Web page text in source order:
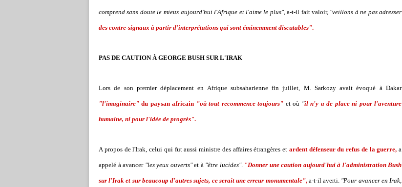
comprend sans doute le mieux aujourd'hui l'Afrique et l'aime le plus", a-t-il fait valoir, "veillons à ne pas adresser
des contre-signaux à partir d'interprétations qui sont éminemment discutables".
PAS DE CAUTION À GEORGE BUSH SUR L'IRAK
Lors de son premier déplacement en Afrique subsaharienne fin juillet, M. Sarkozy avait évoqué à Dakar
"l'imaginaire" du paysan africain "où tout recommence toujours" et où "il n'y a de place ni pour l'aventure
humaine, ni pour l'idée de progrès".
A propos de l'Irak, celui qui fut aussi ministre des affaires étrangères et ardent défenseur du refus de la guerre, a
appelé à avancer "les yeux ouverts"et à "être lucides". "Donner une caution aujourd'hui à l'administration Bush
sur l'Irak et sur beaucoup d'autres sujets, ce serait une erreur monumentale",a-t-il averti. "Pour avancer en Irak,